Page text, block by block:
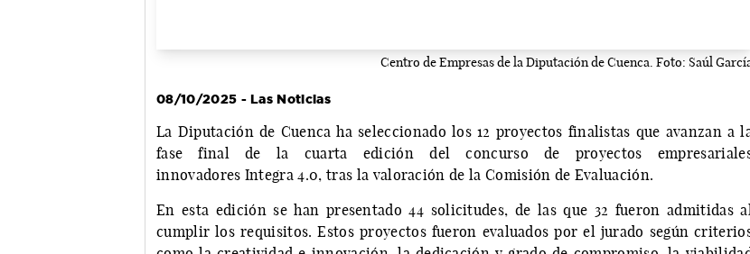
Centro de Empresas de la Diputación de Cuenca. Foto: Saúl
08/10/2025 - Las Noticias
La Diputación de Cuenca ha seleccionado los 12 proyectos finalistas que avanzan a
fase final de la cuarta edición del concurso de proyectos
innovadores Integra 4.0, tras la valoración de la Comisión de Evaluación.
En esta edición se han presentado 44 solicitudes, de las que 32 fueron admitidas
cumplir los requisitos. Estos proyectos fueron evaluados por el jurado según